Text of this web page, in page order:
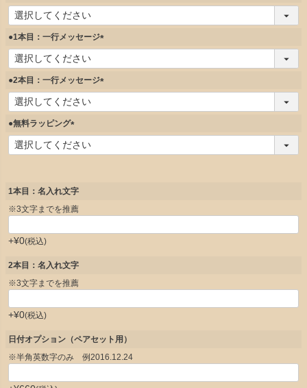
(
●1本目：一行メッセージ
(
須
●2本目：一行メッセージ
(
●無料ラッピング
(
必
1本目：名入れ文字
※3文字までを推薦
+¥0 税込
2本目：名入れ文字
※3文字までを推薦
+¥0 税込
日付オプション（ペアセット用）
※半角英数字のみ 例2016.12.24